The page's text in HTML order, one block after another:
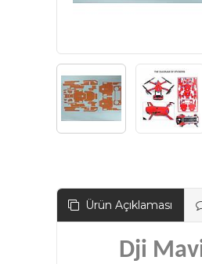
Ürün Açıklaması
Dji